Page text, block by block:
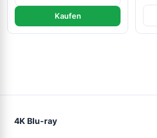
Kaufen
4K Blu-ray